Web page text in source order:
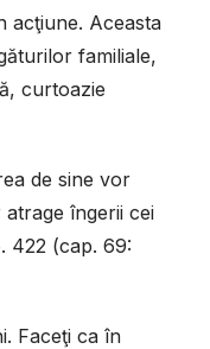
acţiune. Aceasta
familiale,
curtoazie
de sine vor
îngerii cei
422 (cap. 69:
Faceţi ca în